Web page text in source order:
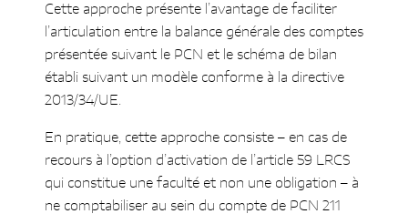
Cette approche présente l’avantage de faciliter
l’articulation entre la balance générale des comptes
présentée suivant le PCN et le schéma de bilan
établi suivant un modèle conforme à la directive
2013/34/UE.
En pratique, cette approche consiste – en cas de
recours à l’option d’activation de l’article 59 LRCS
qui constitue une faculté et non une obligation – à
ne comptabiliser au sein du compte de PCN 211